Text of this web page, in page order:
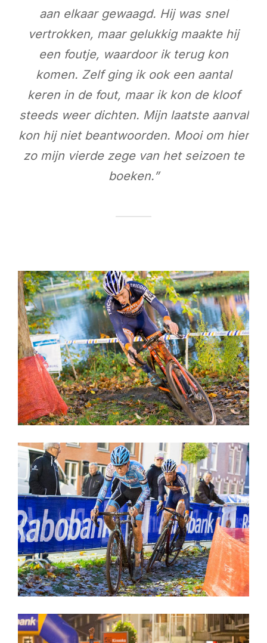
aan elkaar gewaagd. Hij was snel
vertrokken, maar gelukkig maakte hij
een foutje, waardoor ik terug kon
komen. Zelf ging ik ook een aantal
keren in de fout, maar ik kon de kloof
steeds weer dichten. Mijn laatste aanval
kon hij niet beantwoorden. Mooi om hier
zo mijn vierde zege van het seizoen te
boeken.”